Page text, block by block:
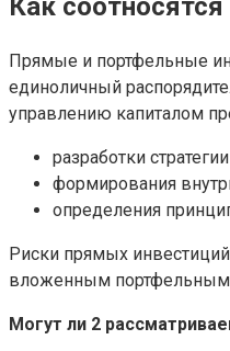
Как
Прямые и портфельные
единоличный
управлению капиталом
разработки
формирования
определения
Риски прямых
вложенным портфельным
Могут ли 2